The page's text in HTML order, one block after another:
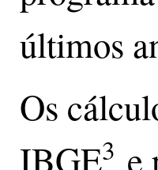
últimos
Os
IBGE3 e